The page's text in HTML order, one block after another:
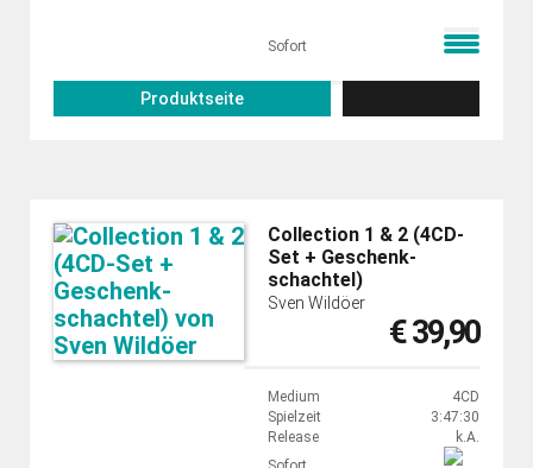
Sofort
Produktseite
Collection 1 & 2 (4CD-
Set + Geschenk­
schachtel)
Sven Wildöer
€ 39,90
Medium
4CD
Spielzeit
3:47:30
Release
k.A.